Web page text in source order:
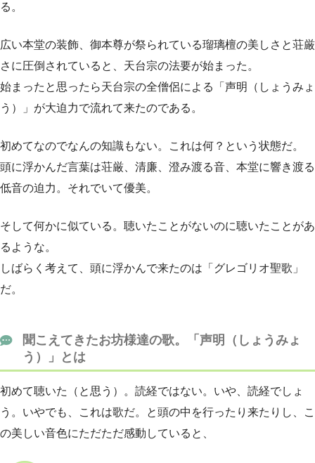
る。
広い本堂の装飾、御本尊が祭られている瑠璃檀の美しさと荘厳
さに圧倒されていると、天台宗の法要が始まった。
始まったと思ったら天台宗の全僧侶による「声明（しょうみょ
う）」が大迫力で流れて来たのである。
初めてなのでなんの知識もない。これは何？という状態だ。
頭に浮かんだ言葉は荘厳、清廉、澄み渡る音、本堂に響き渡る
低音の迫力。それでいて優美。
そして何かに似ている。聴いたことがないのに聴いたことがあ
るような。
しばらく考えて、頭に浮かんで来たのは「グレゴリオ聖歌」
だ。
聞こえてきたお坊様達の歌。「声明（しょうみょ
う）」とは
初めて聴いた（と思う）。読経ではない。いや、読経でしょ
う。いやでも、これは歌だ。と頭の中を行ったり来たりし、こ
の美しい音色にただただ感動していると、